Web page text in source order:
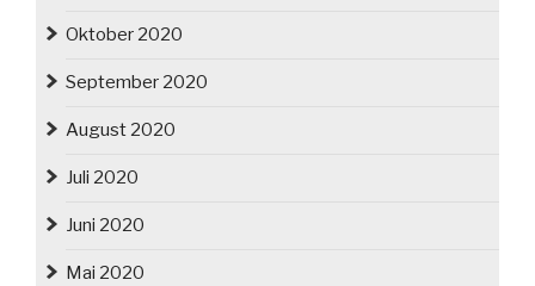
Oktober 2020
September 2020
August 2020
Juli 2020
Juni 2020
Mai 2020